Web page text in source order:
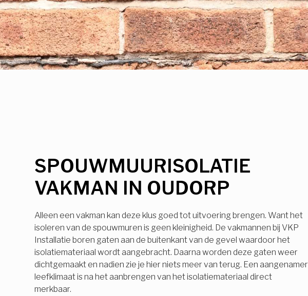
SPOUWMUURISOLATIE
VAKMAN IN OUDORP
Alleen een vakman kan deze klus goed tot uitvoering brengen. Want het
isoleren van de spouwmuren is geen kleinigheid. De vakmannen bij VKP
Installatie boren gaten aan de buitenkant van de gevel waardoor het
isolatiemateriaal wordt aangebracht. Daarna worden deze gaten weer
dichtgemaakt en nadien zie je hier niets meer van terug. Een aangenamer
leefklimaat is na het aanbrengen van het isolatiemateriaal direct
merkbaar.